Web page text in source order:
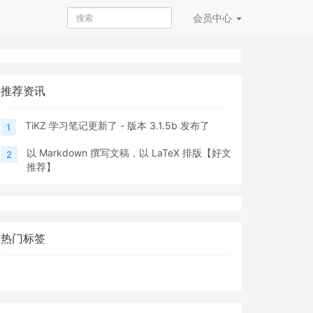
会员中心
推荐资讯
1 TiKZ 学习笔记更新了 - 版本 3.1.5b 发布了
2
以 Markdown 撰写文稿，以 LaTeX 排版【好文
推荐】
热门标签